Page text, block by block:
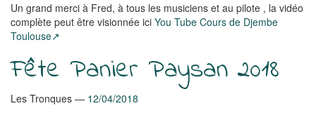
Un grand merci à Fred, à tous les musiciens et au pilote , la vidéo
complète peut être visionnée ici You Tube Cours de Djembe
Toulouse
Fête Panier Paysan 2018
Les Tronques 12/04/2018